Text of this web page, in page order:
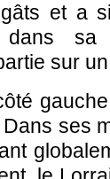
et a
dans
sur
ses